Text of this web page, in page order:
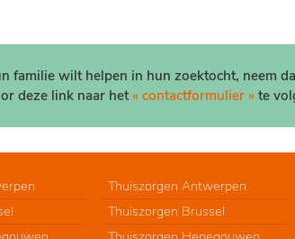
familie wilt helpen in hun zoektocht, neem
deze link naar het « contactformulier » te
Thuiszorgen Antwerpen
Thuiszorgen Brussel